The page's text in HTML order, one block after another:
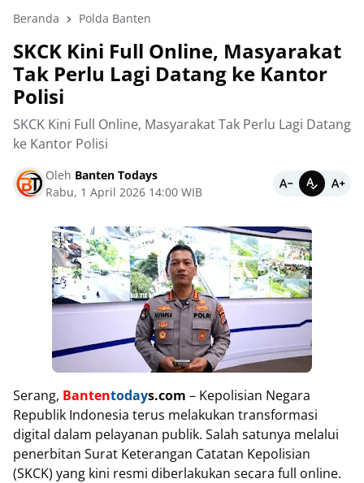
Beranda Polda Banten
SKCK Kini Full Online, Masyarakat
Tak Perlu Lagi Datang ke Kantor
Polisi
SKCK Kini Full Online, Masyarakat Tak Perlu Lagi Datang
ke Kantor Polisi
Oleh Banten Todays
Rabu, 1 April 2026 14:00 WIB
Serang, Bantentodays.com – Kepolisian Negara
Republik Indonesia terus melakukan transformasi
digital dalam pelayanan publik. Salah satunya melalui
penerbitan Surat Keterangan Catatan Kepolisian
(SKCK) yang kini resmi diberlakukan secara full online.